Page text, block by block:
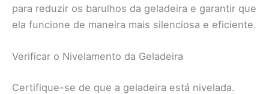
para reduzir os barulhos da geladeira e garantir que
ela funcione de maneira mais silenciosa e eficiente.
Verificar o Nivelamento da Geladeira
Certifique-se de que a geladeira está nivelada.